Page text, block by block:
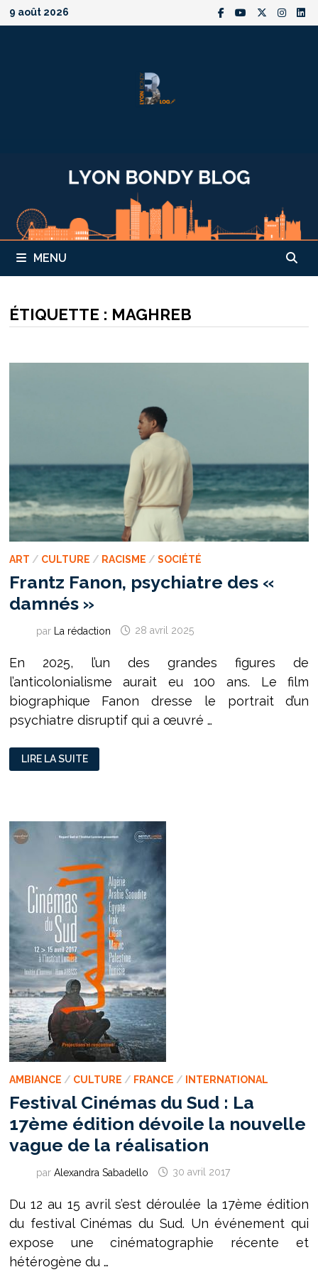
Passer
au
9 août 2026
MENU
ÉTIQUETTE : MAGHREB
ART / CULTURE / RACISME / SOCIÉTÉ
Frantz Fanon, psychiatre des «
damnés »
par La rédaction 28 avril 2025
En 2025, l’un des grandes figures de
l’anticolonialisme aurait eu 100 ans. Le film
biographique Fanon dresse le portrait d’un
psychiatre disruptif qui a œuvré …
FRANTZ
FANON,
PSYCHIATRE
LIRE LA SUITE
AMBIANCE / CULTURE / FRANCE / INTERNATIONAL
Festival Cinémas du Sud : La
17ème édition dévoile la nouvelle
vague de la réalisation
par Alexandra Sabadello 30 avril 2017
Du 12 au 15 avril s’est déroulée la 17ème édition
du festival Cinémas du Sud. Un événement qui
expose une cinématographie récente et
hétérogène du …